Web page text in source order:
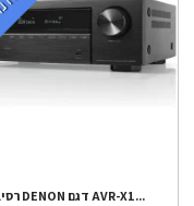
רסיבר DENON דגם AVR-X1...